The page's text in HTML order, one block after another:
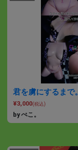
君を虜にするまで。
¥3,000(税込)
by ぺこ。